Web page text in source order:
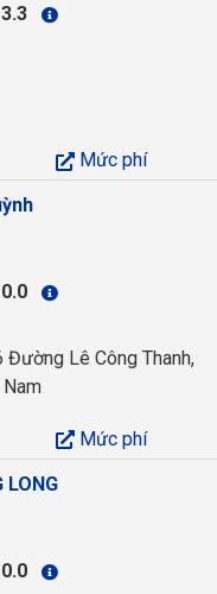
3.3
Mức phí
0.0
Đường Lê Công Thanh,
Nam
Mức phí
LONG
0.0